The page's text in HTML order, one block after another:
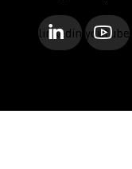
linkedinyoutube